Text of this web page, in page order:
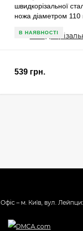
швидкорізальної
ножа діаметром 110
В НАЯВНОСТІ
539 грн.
Офіс – м. Київ, вул.